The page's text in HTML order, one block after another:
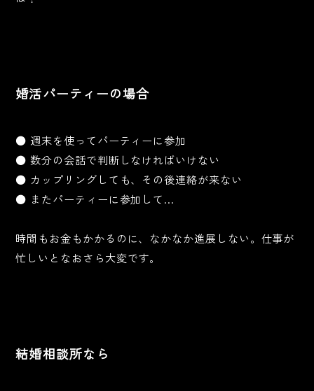
婚活パーティーの場合
● 週末を使ってパーティーに参加
● 数分の会話で判断しなければいけない
● カップリングしても、その後連絡が来ない
● またパーティーに参加して…
時間もお金もかかるのに、なかなか進展しない。仕事が
忙しいとなおさら大変です。
結婚相談所なら